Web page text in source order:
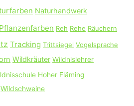
Naturhandwerk
Pflanzenfarben Reh Rehe Räuchern
Tracking Trittsiegel Vogelsprache
Wildkräuter Wildnislehrer
Hoher Fläming
Wildschweine